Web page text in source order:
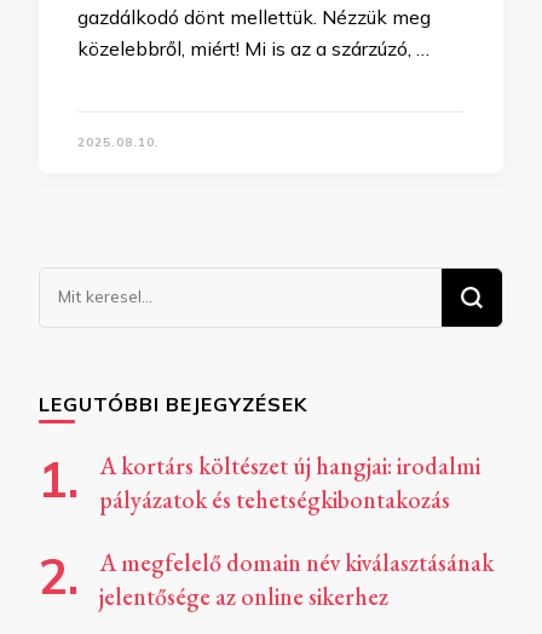
gazdálkodó dönt mellettük. Nézzük meg
közelebbről, miért! Mi is az a szárzúzó, …
2025.08.10.
Keresel
valamit?
LEGUTÓBBI BEJEGYZÉSEK
A kortárs költészet új hangjai: irodalmi
pályázatok és tehetségkibontakozás
A megfelelő domain név kiválasztásának
jelentősége az online sikerhez